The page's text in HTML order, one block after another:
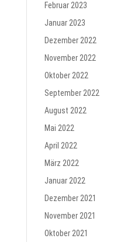
Februar 2023
Januar 2023
Dezember 2022
November 2022
Oktober 2022
September 2022
August 2022
Mai 2022
April 2022
März 2022
Januar 2022
Dezember 2021
November 2021
Oktober 2021